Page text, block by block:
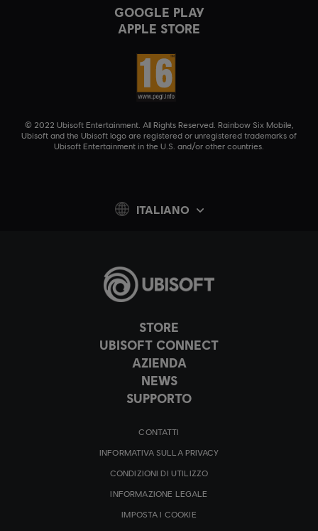
STORE
UBISOFT CONNECT
AZIENDA
NEWS
SUPPORTO
CONTATTI
INFORMATIVA SULLA PRIVACY
CONDIZIONI DI UTILIZZO
INFORMAZIONE LEGALE
IMPOSTA I COOKIE
GOOGLE PLAY
APPLE STORE
© 2022 Ubisoft Entertainment. All Rights Reserved. Rainbow Six Mobile,
Ubisoft and the Ubisoft logo are registered or unregistered trademarks of
Ubisoft Entertainment in the U.S. and/or other countries.
ITALIANO